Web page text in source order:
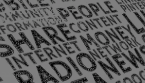
(2º andar), Centro - Cep: 27.330-030